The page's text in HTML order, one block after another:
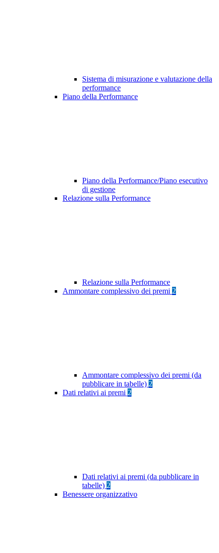
Sistema di misurazione e valutazione della
performance
Piano della Performance
Piano della Performance/Piano esecutivo
di gestione
Relazione sulla Performance
Relazione sulla Performance
Ammontare complessivo dei premi 2
Ammontare complessivo dei premi (da
pubblicare in tabelle) 2
Dati relativi ai premi 2
Dati relativi ai premi (da pubblicare in
tabelle) 2
Benessere organizzativo